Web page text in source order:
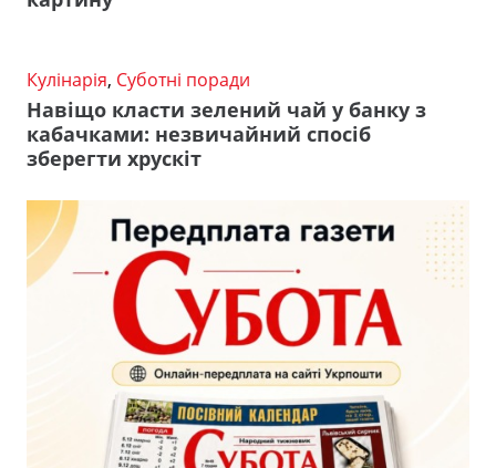
Кулінарія, Суботні поради
Навіщо класти зелений чай у банку з
кабачками: незвичайний спосіб
зберегти хрускіт